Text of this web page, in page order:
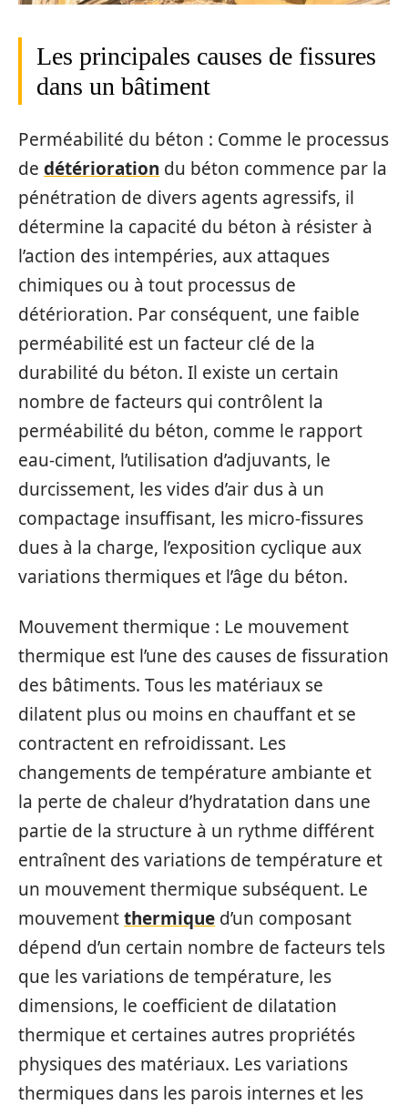
Les principales causes de fissures
dans un bâtiment
Perméabilité du béton : Comme le processus
de détérioration du béton commence par la
pénétration de divers agents agressifs, il
détermine la capacité du béton à résister à
l’action des intempéries, aux attaques
chimiques ou à tout processus de
détérioration. Par conséquent, une faible
perméabilité est un facteur clé de la
durabilité du béton. Il existe un certain
nombre de facteurs qui contrôlent la
perméabilité du béton, comme le rapport
eau-ciment, l’utilisation d’adjuvants, le
durcissement, les vides d’air dus à un
compactage insuffisant, les micro-fissures
dues à la charge, l’exposition cyclique aux
variations thermiques et l’âge du béton.
Mouvement thermique : Le mouvement
thermique est l’une des causes de fissuration
des bâtiments. Tous les matériaux se
dilatent plus ou moins en chauffant et se
contractent en refroidissant. Les
changements de température ambiante et
la perte de chaleur d’hydratation dans une
partie de la structure à un rythme différent
entraînent des variations de température et
un mouvement thermique subséquent. Le
mouvementthermique d’un composant
dépend d’un certain nombre de facteurs tels
que les variations de température, les
dimensions, le coefficient de dilatation
thermique et certaines autres propriétés
physiques des matériaux. Les variations
thermiques dans les parois internes et les